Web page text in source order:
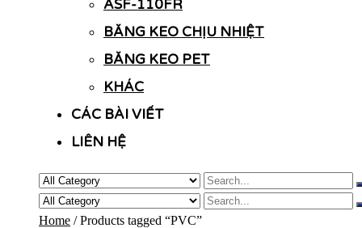
ASF-110FR
BĂNG KEO CHỊU NHIỆT
BĂNG KEO PET
KHÁC
CÁC BÀI VIẾT
LIÊN HỆ
Home / Products tagged “PVC”